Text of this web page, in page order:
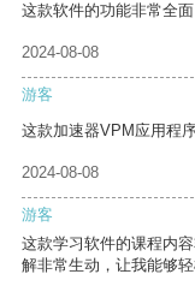
这款软件的功能非常全
2024-08-08
游客
这款加速器VPM应用程
2024-08-08
游客
这款学习软件的课程内
解非常生动，让我能够轻